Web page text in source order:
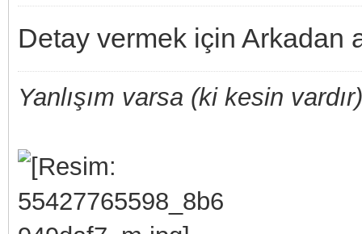
Detay vermek için Arkadan
Yanlışım varsa (ki kesin